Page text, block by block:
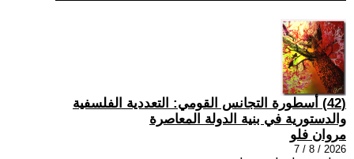
(42) أسطورة التجانس القومي: التعددية الفلسفية
والدستورية في بنية الدولة المعاصرة
مروان فلو
2026 / 8 / 7